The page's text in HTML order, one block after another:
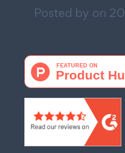
Posted by on